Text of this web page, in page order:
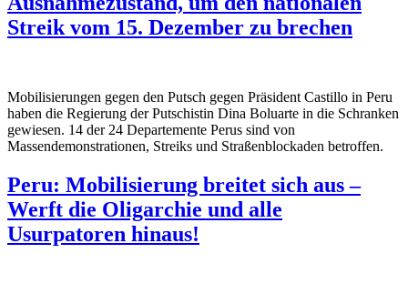
Streik vom 15. Dezember zu brechen
Mobilisierungen gegen den Putsch gegen Präsident Castillo in Peru
haben die Regierung der Putschistin Dina Boluarte in die Schranken
gewiesen. 14 der 24 Departemente Perus sind von
Massendemonstrationen, Streiks und Straßenblockaden betroffen.
Peru: Mobilisierung breitet sich aus –
Werft die Oligarchie und alle
Usurpatoren hinaus!